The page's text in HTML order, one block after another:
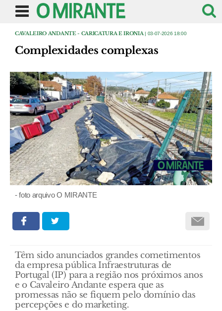
CAVALEIRO ANDANTE - CARICATURA E IRONIA | 03-07-2026 18:00
Complexidades complexas
- foto arquivo O MIRANTE
Têm sido anunciados grandes cometimentos
da empresa pública Infraestruturas de
Portugal (IP) para a região nos próximos anos
e o Cavaleiro Andante espera que as
promessas não se fiquem pelo domínio das
percepções e do marketing.